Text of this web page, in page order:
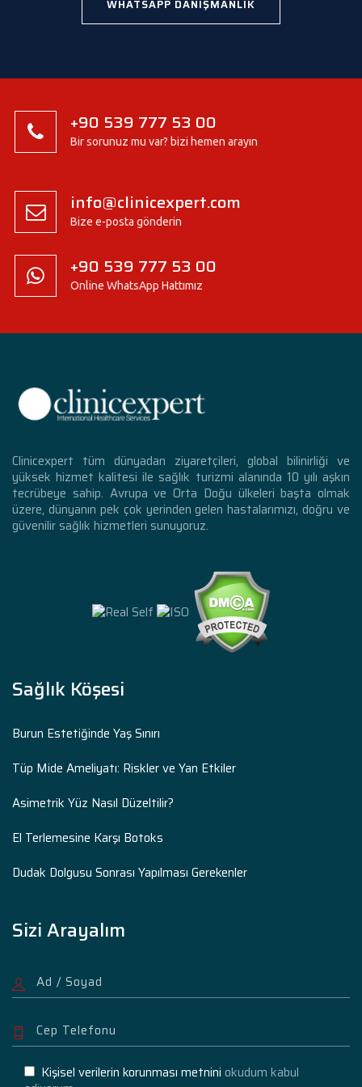
WHATSAPP DANIŞMANLIK
+90 539 777 53 00
Bir sorunuz mu var? bizi hemen arayın
info@clinicexpert.com
Bize e-posta gönderin
+90 539 777 53 00
Online WhatsApp Hattımız
Clinicexpert tüm dünyadan ziyaretçileri, global bilinirliği ve
yüksek hizmet kalitesi ile sağlık turizmi alanında 10 yılı aşkın
tecrübeye sahip. Avrupa ve Orta Doğu ülkeleri başta olmak
üzere, dünyanın pek çok yerinden gelen hastalarımızı, doğru ve
güvenilir sağlık hizmetleri sunuyoruz.
Sağlık Köşesi
Burun Estetiğinde Yaş Sınırı
Tüp Mide Ameliyatı: Riskler ve Yan Etkiler
Asimetrik Yüz Nasıl Düzeltilir?
El Terlemesine Karşı Botoks
Dudak Dolgusu Sonrası Yapılması Gerekenler
Sizi Arayalım
Kişisel verilerin korunması metnini okudum kabul